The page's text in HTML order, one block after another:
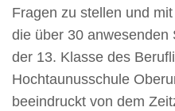
Fragen zu stellen und
die über 30 anwesenden
der 13. Klasse des
Hochtaunusschule
beeindruckt von dem